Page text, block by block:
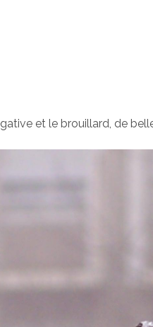
et le brouillard, de